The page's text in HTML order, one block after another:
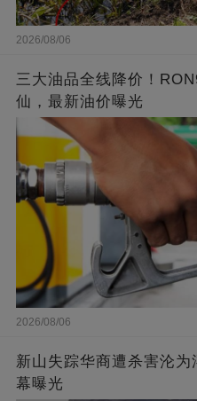
2026/08/06
三大油品全线降价！
仙，最新油价曝光
2026/08/06
新山失踪华商遭杀害沦
幕曝光